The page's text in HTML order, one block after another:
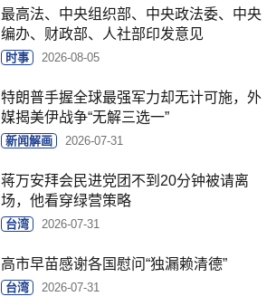
最高法、中央组织部、中央政法委、中央
编办、财政部、人社部印发意见
时事 2026-08-05
特朗普手握全球最强军力却无计可施，外
媒揭美伊战争“无解三选一”
新闻解画 2026-07-31
蒋万安拜会民进党团不到20分钟被请离
场，他看穿绿营策略
台湾 2026-07-31
高市早苗感谢各国慰问“独漏赖清德”
台湾 2026-07-31